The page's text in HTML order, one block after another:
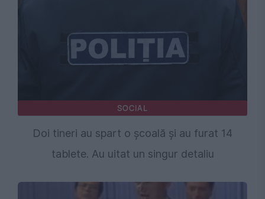
SOCIAL
Doi tineri au spart o școală și au furat 14
tablete. Au uitat un singur detaliu